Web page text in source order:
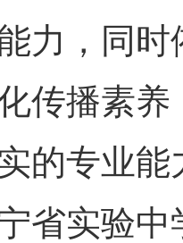
力，同
传播素
的专业
省实验